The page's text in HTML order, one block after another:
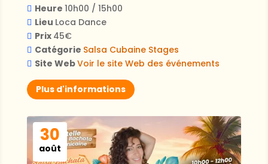
Heure 10h00 / 15h00
Lieu Loca Dance
Prix 45€
Catégorie Salsa Cubaine Stages
Site WebVoir le site Web des événements
Plus d'informations
30
août